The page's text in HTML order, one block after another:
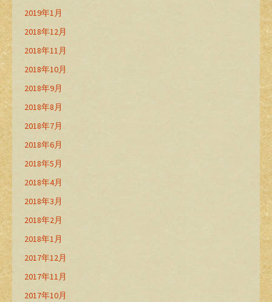
2019年1月
2018年12月
2018年11月
2018年10月
2018年9月
2018年8月
2018年7月
2018年6月
2018年5月
2018年4月
2018年3月
2018年2月
2018年1月
2017年12月
2017年11月
2017年10月